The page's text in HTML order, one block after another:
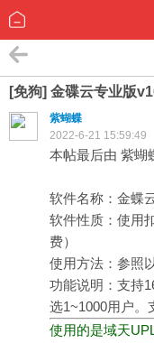
[免狗] 金碟云专业版
紫蝴蝶
2022-6-21 15:59:49
本帖最后由 紫蝴
软件名称：金蝶
软件性质：使用
费）
使用方法：参照
功能说明：支持
选1~1000用户。
使用的是域天